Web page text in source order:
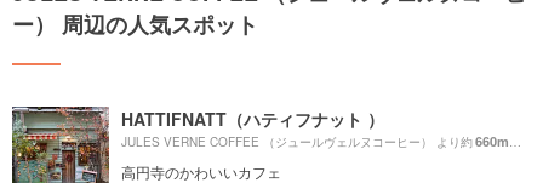
ー） 周辺の人気スポット
HATTIFNATT（ハティフナット ）
JULES VERNE COFFEE （ジュールヴェルヌコーヒー） より約660m （徒
高円寺のかわいいカフェ